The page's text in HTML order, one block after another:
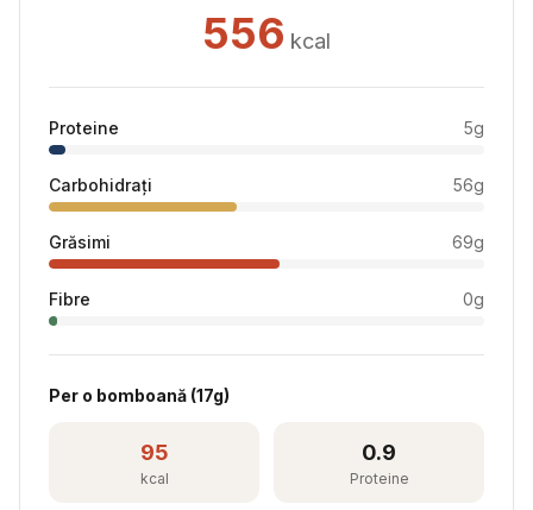
556 kcal
Proteine 5g
Carbohidrați 56g
Grăsimi 69g
Fibre 0g
Per o bomboană (17g)
95
kcal
0.9
Proteine